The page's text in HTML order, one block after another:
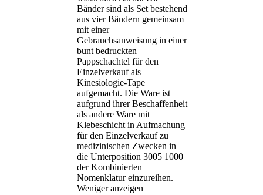
Bänder sind als Set bestehend
aus vier Bändern gemeinsam
mit einer
Gebrauchsanweisung in einer
bunt bedruckten
Pappschachtel für den
Einzelverkauf als
Kinesiologie-Tape
aufgemacht. Die Ware ist
aufgrund ihrer Beschaffenheit
als andere Ware mit
Klebeschicht in Aufmachung
für den Einzelverkauf zu
medizinischen Zwecken in
die Unterposition 3005 1000
der Kombinierten
Nomenklatur einzureihen.
Weniger anzeigen